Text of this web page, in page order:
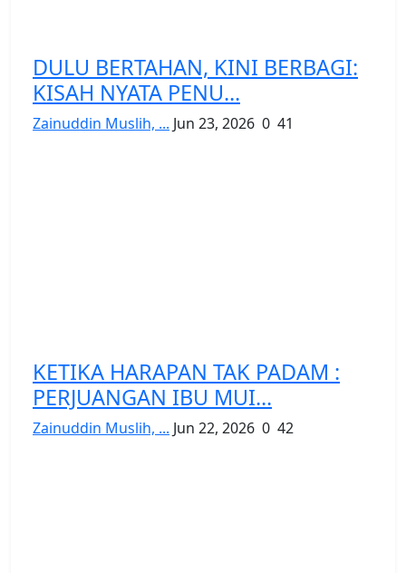
DULU BERTAHAN, KINI BERBAGI:
KISAH NYATA PENU...
Zainuddin Muslih, ... Jun 23, 2026 0 41
KETIKA HARAPAN TAK PADAM :
PERJUANGAN IBU MUI...
Zainuddin Muslih, ... Jun 22, 2026 0 42